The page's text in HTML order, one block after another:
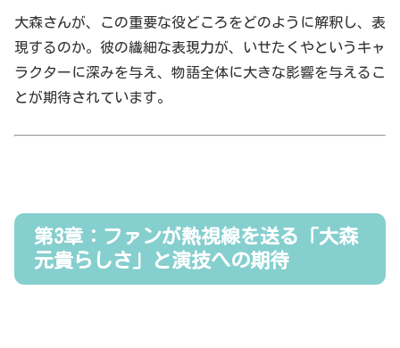
大森さんが、この重要な役どころをどのように解釈し、表
現するのか。彼の繊細な表現力が、いせたくやというキャ
ラクターに深みを与え、物語全体に大きな影響を与えるこ
とが期待されています。
第3章：ファンが熱視線を送る「大森
元貴らしさ」と演技への期待